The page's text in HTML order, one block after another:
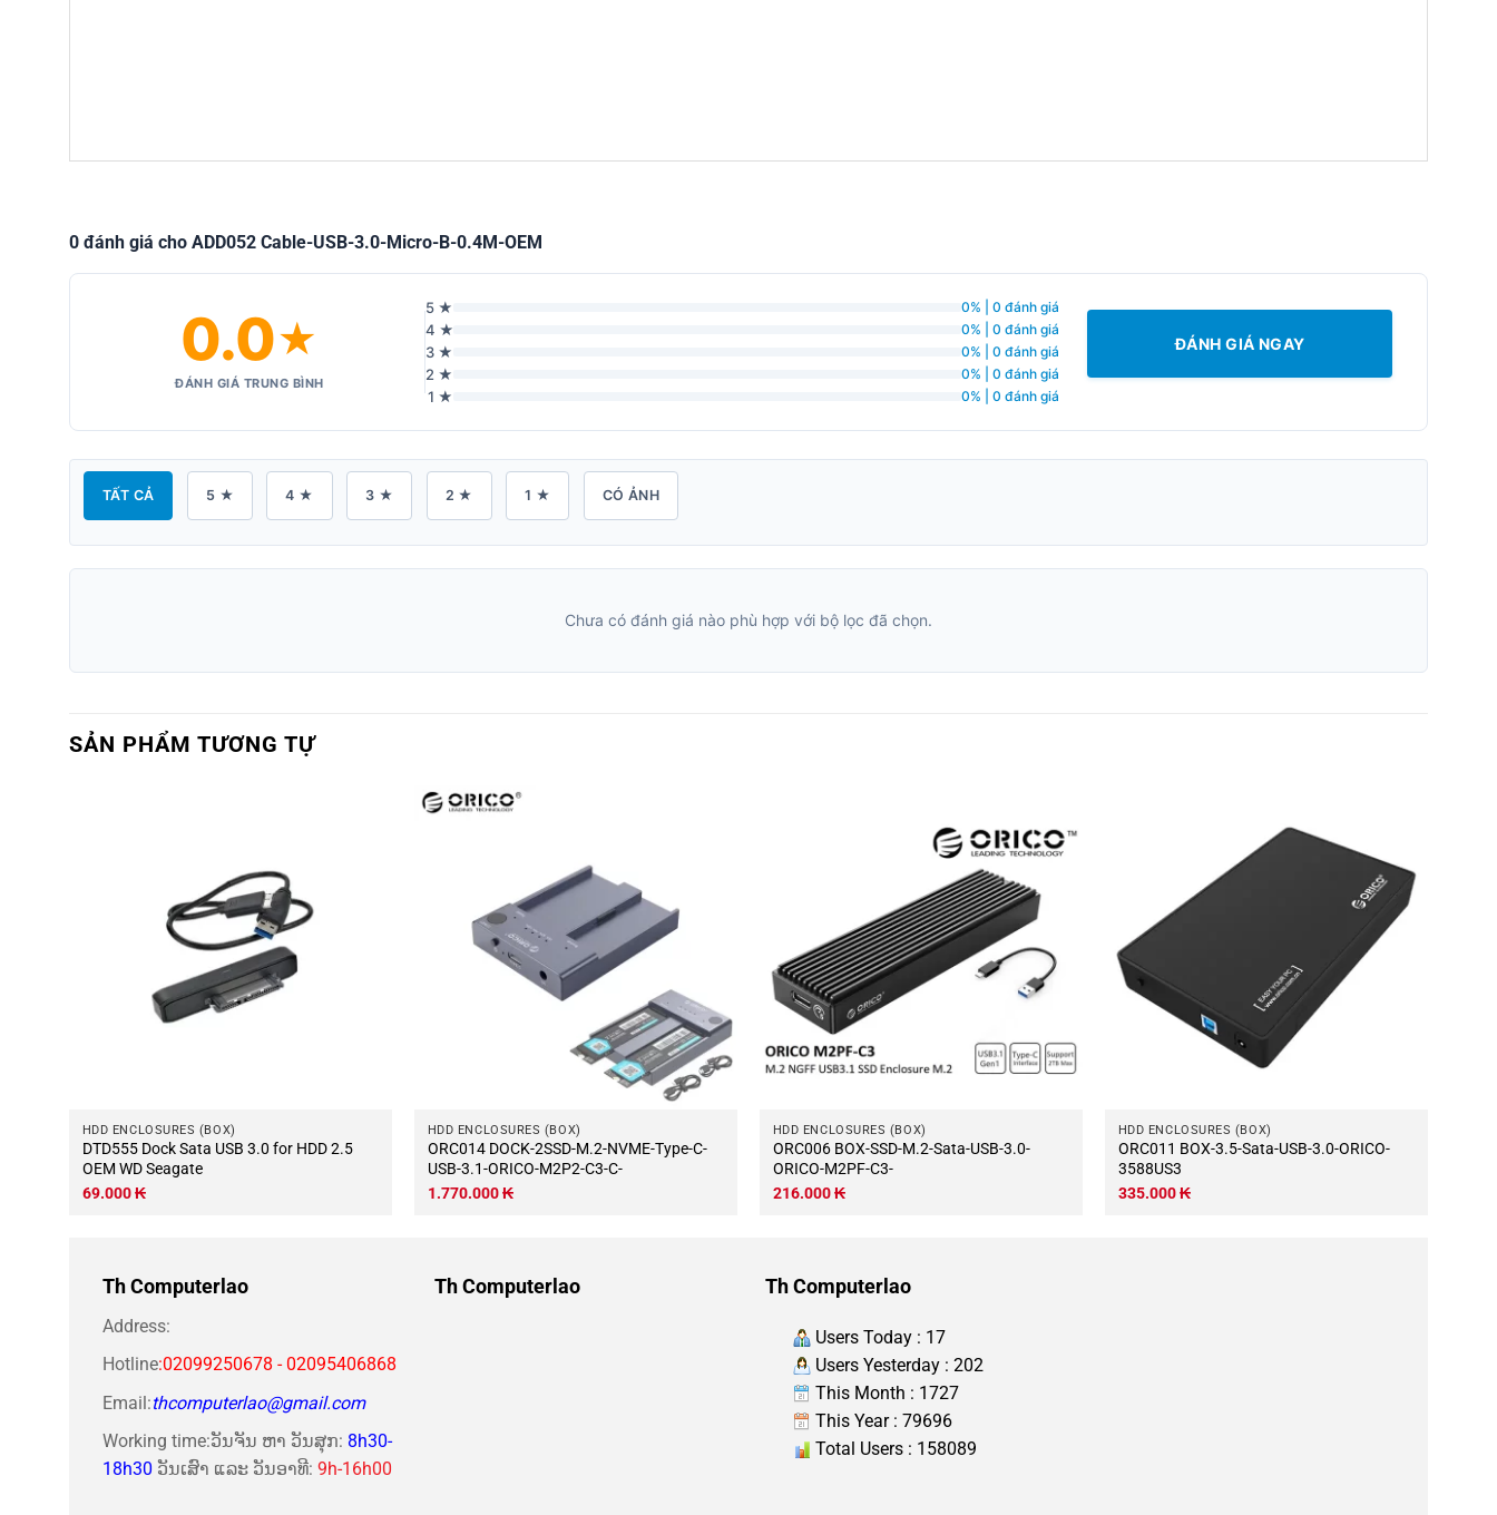
0 đánh giá cho ADD052 Cable-USB-3.0-Micro-B-0.4M-OEM
0.0★
ĐÁNH GIÁ TRUNG BÌNH
5 ★ 0% | 0 đánh giá
4 ★ 0% | 0 đánh giá
3 ★ 0% | 0 đánh giá
2 ★ 0% | 0 đánh giá
1 ★ 0% | 0 đánh giá
ĐÁNH GIÁ NGAY
TẤT CẢ 5 ★ 4 ★ 3 ★ 2 ★ 1 ★ CÓ ẢNH
Chưa có đánh giá nào phù hợp với bộ lọc đã chọn.
SẢN PHẨM TƯƠNG TỰ
HDD ENCLOSURES (BOX)
DTD555 Dock Sata USB 3.0 for HDD 2.5
OEM WD Seagate
69.000₭
HDD ENCLOSURES (BOX)
ORC014 DOCK-2SSD-M.2-NVME-Type-C-
USB-3.1-ORICO-M2P2-C3-C-
1.770.000₭
HDD ENCLOSURES (BOX)
ORC006 BOX-SSD-M.2-Sata-USB-3.0-
ORICO-M2PF-C3-
216.000₭
HDD ENCLOSURES (BOX)
ORC011 BOX-3.5-Sata-USB-3.0-ORICO-
3588US3
335.000₭
Th Computerlao
Address:
Hotline:02099250678 - 02095406868
Email:thcomputerlao@gmail.com
Working time:ວັນຈັນ ຫາ ວັນສຸກ: 8h30-
18h30 ວັນເສົາ ແລະ ວັນອາທີ: 9h-16h00
Th Computerlao Th Computerlao
Users Today : 17
Users Yesterday : 202
This Month : 1727
This Year : 79696
Total Users : 158089